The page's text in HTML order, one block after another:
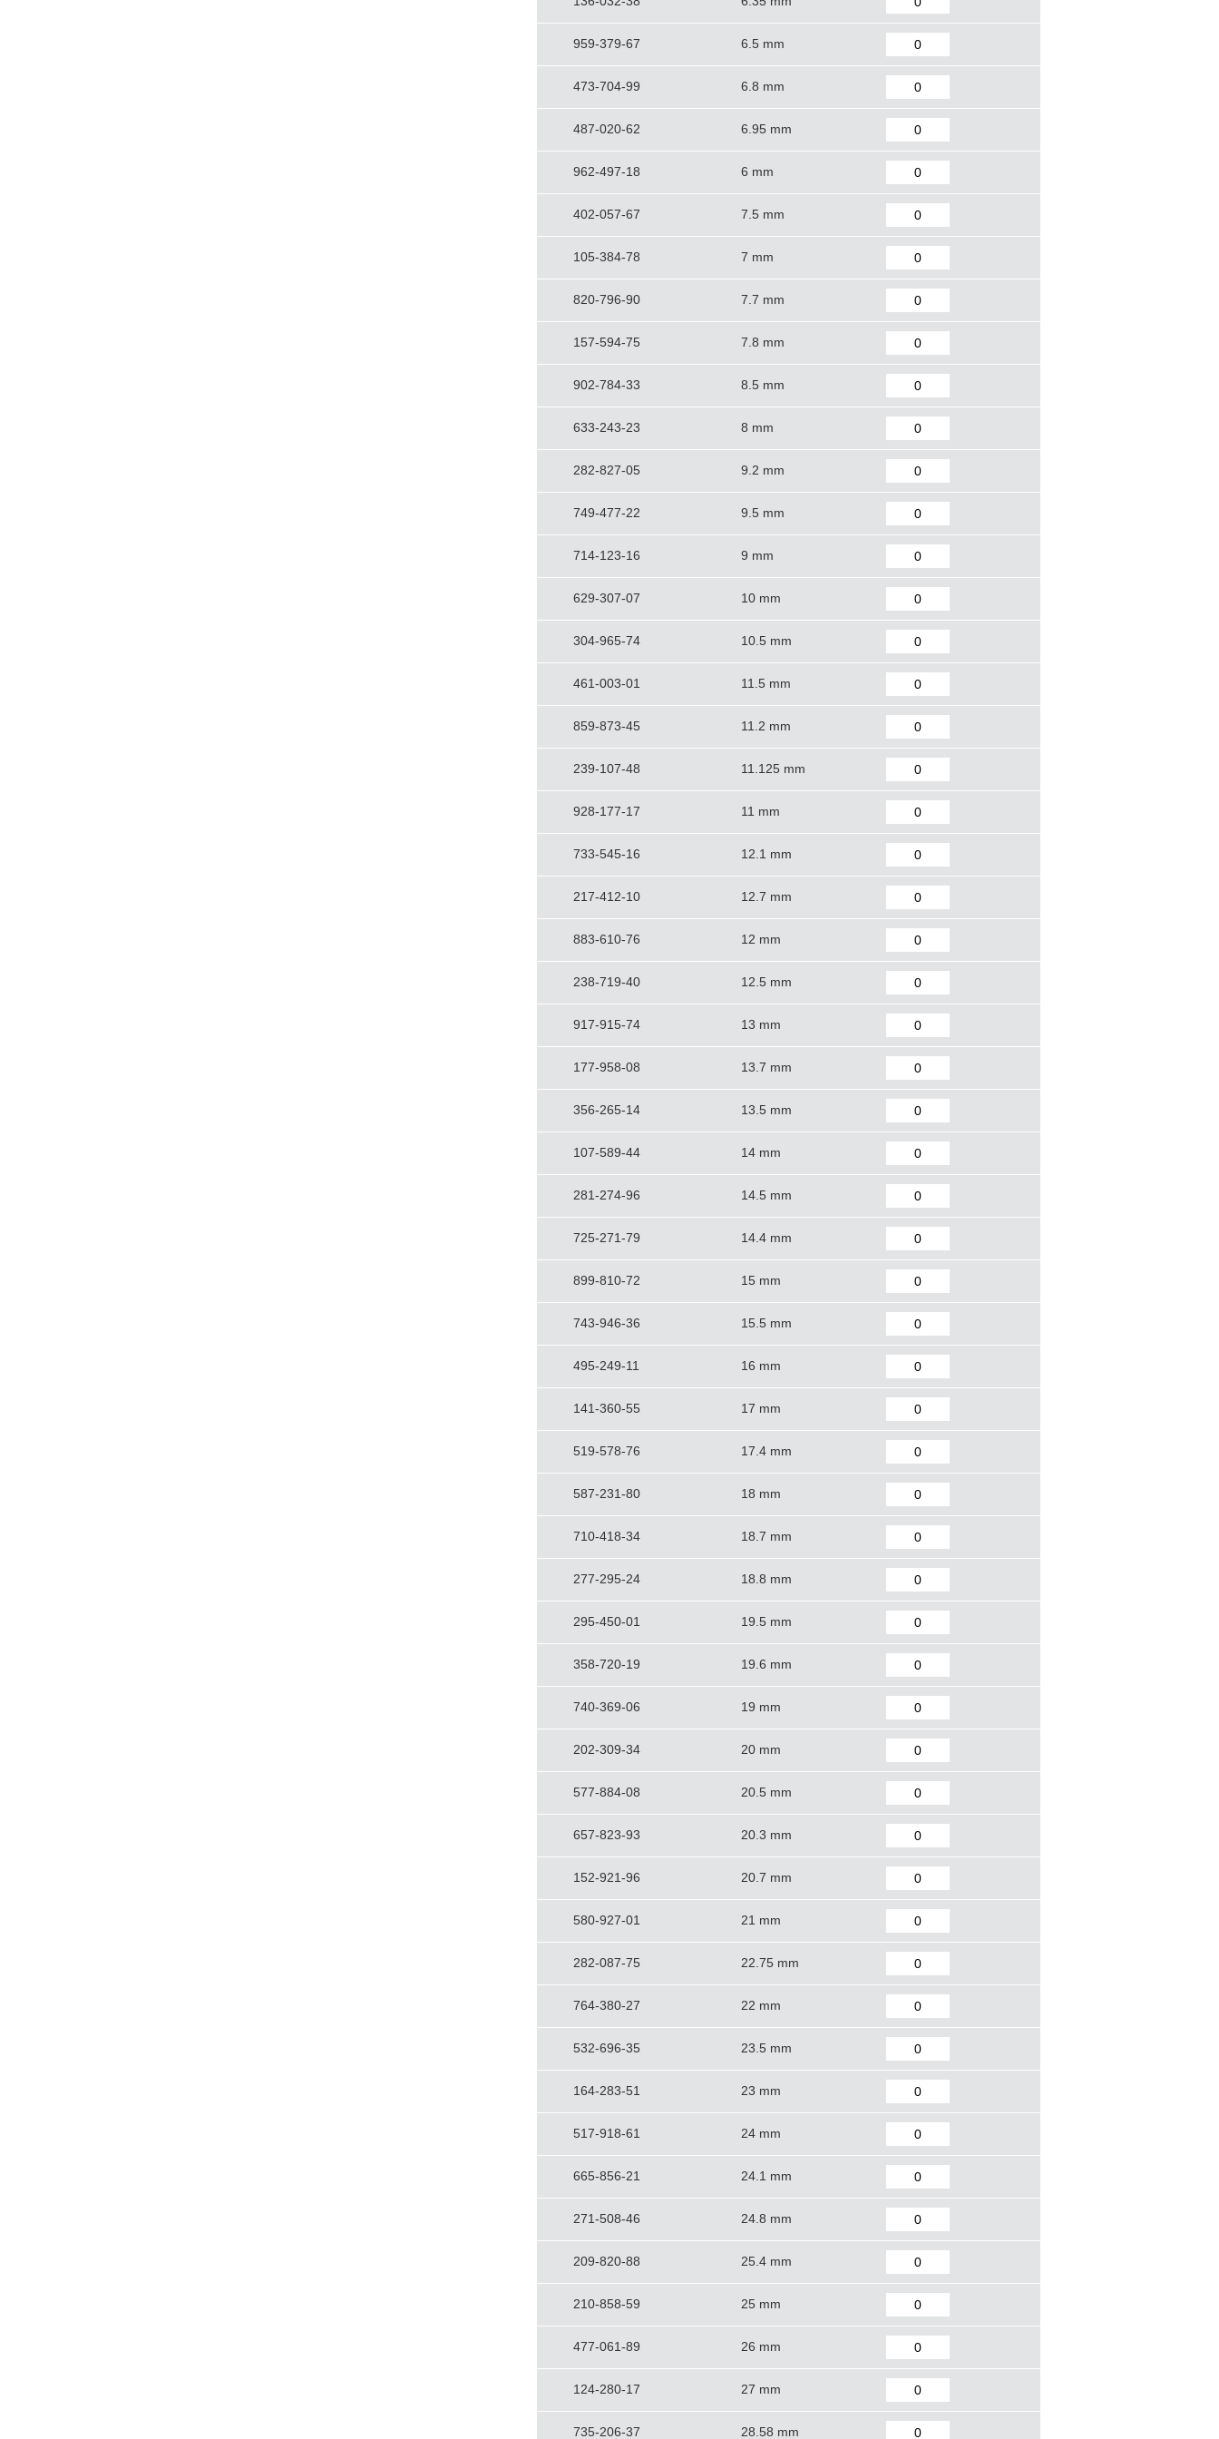
959-379-67 6.5 mm
473-704-99 6.8 mm
487-020-62 6.95 mm
962-497-18 6 mm
402-057-67 7.5 mm
105-384-78 7 mm
820-796-90 7.7 mm
157-594-75 7.8 mm
902-784-33 8.5 mm
633-243-23 8 mm
282-827-05 9.2 mm
749-477-22 9.5 mm
714-123-16 9 mm
629-307-07 10 mm
304-965-74 10.5 mm
461-003-01 11.5 mm
859-873-45 11.2 mm
239-107-48 11.125 mm
928-177-17 11 mm
733-545-16 12.1 mm
217-412-10 12.7 mm
883-610-76 12 mm
238-719-40 12.5 mm
917-915-74 13 mm
177-958-08 13.7 mm
356-265-14 13.5 mm
107-589-44 14 mm
281-274-96 14.5 mm
725-271-79 14.4 mm
899-810-72 15 mm
743-946-36 15.5 mm
495-249-11 16 mm
141-360-55 17 mm
519-578-76 17.4 mm
587-231-80 18 mm
710-418-34 18.7 mm
277-295-24 18.8 mm
295-450-01 19.5 mm
358-720-19 19.6 mm
740-369-06 19 mm
202-309-34 20 mm
577-884-08 20.5 mm
657-823-93 20.3 mm
152-921-96 20.7 mm
580-927-01 21 mm
282-087-75 22.75 mm
764-380-27 22 mm
532-696-35 23.5 mm
164-283-51 23 mm
517-918-61 24 mm
665-856-21 24.1 mm
271-508-46 24.8 mm
209-820-88 25.4 mm
210-858-59 25 mm
477-061-89 26 mm
124-280-17 27 mm
735-206-37 28.58 mm